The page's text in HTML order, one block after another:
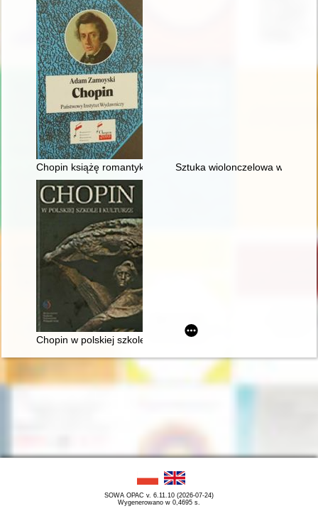
Chopin książę romantyków Sztuka wiolonczelowa w
Chopin w polskiej szkole i kulturze
SOWA OPAC v. 6.11.10 (2026-07-24)
Wygenerowano w 0,4695 s.